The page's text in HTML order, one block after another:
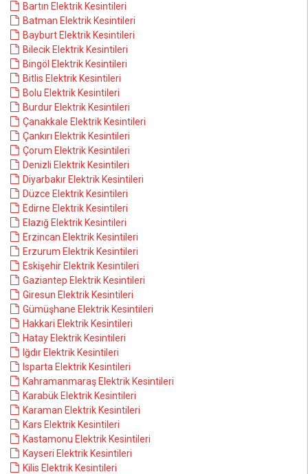
Bartın Elektrik Kesintileri
Batman Elektrik Kesintileri
Bayburt Elektrik Kesintileri
Bilecik Elektrik Kesintileri
Bingöl Elektrik Kesintileri
Bitlis Elektrik Kesintileri
Bolu Elektrik Kesintileri
Burdur Elektrik Kesintileri
Çanakkale Elektrik Kesintileri
Çankırı Elektrik Kesintileri
Çorum Elektrik Kesintileri
Denizli Elektrik Kesintileri
Diyarbakır Elektrik Kesintileri
Düzce Elektrik Kesintileri
Edirne Elektrik Kesintileri
Elazığ Elektrik Kesintileri
Erzincan Elektrik Kesintileri
Erzurum Elektrik Kesintileri
Eskişehir Elektrik Kesintileri
Gaziantep Elektrik Kesintileri
Giresun Elektrik Kesintileri
Gümüşhane Elektrik Kesintileri
Hakkari Elektrik Kesintileri
Hatay Elektrik Kesintileri
Iğdır Elektrik Kesintileri
Isparta Elektrik Kesintileri
Kahramanmaraş Elektrik Kesintileri
Karabük Elektrik Kesintileri
Karaman Elektrik Kesintileri
Kars Elektrik Kesintileri
Kastamonu Elektrik Kesintileri
Kayseri Elektrik Kesintileri
Kilis Elektrik Kesintileri